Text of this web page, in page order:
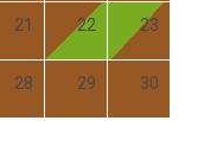
21 22 23
28 29 30